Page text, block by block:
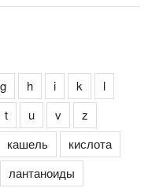
g h i k
l
t u v
z
кашель
кислота
лантаноиды